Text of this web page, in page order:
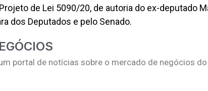
de Lei 5090/20, de autoria do ex-deputado
dos Deputados e pelo Senado.
portal de notícias sobre o mercado de negócios